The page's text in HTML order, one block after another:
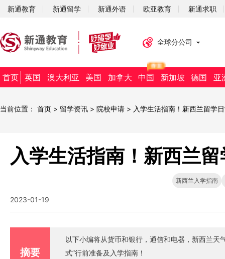
新通教育 新通留学 新通外语 欧亚教育 新通求职
全球分公司
首页 英国 澳大利亚 美国 加拿大 中国 新加坡 德国 亚
当前位置： 首页 > 留学资讯 > 院校申请 > 入学生活指南！新西兰留学
入学生活指南！新西兰
新西兰入学指南
2023-01-19
摘要
以下小编将从货币和银行，通信和电器，新西兰天
式”行前准备及入学指南！